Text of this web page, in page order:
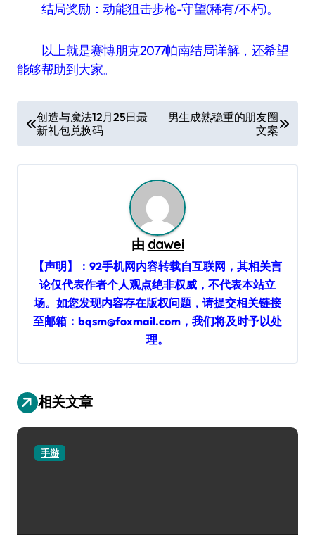
结局奖励：动能狙击步枪-守望(稀有/不朽)。
以上就是赛博朋克2077帕南结局详解，还希望
能够帮助到大家。
章
导
创造与魔法12月25日最
新礼包兑换码
男生成熟稳重的朋友圈
文案
由 dawei
【声明】：92手机网内容转载自互联网，其相关言
论仅代表作者个人观点绝非权威，不代表本站立
场。如您发现内容存在版权问题，请提交相关链接
至邮箱：bqsm@foxmail.com，我们将及时予以处
理。
相关文章
手游